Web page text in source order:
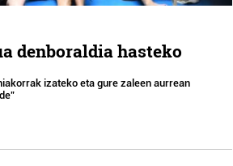
denboraldia hasteko
izateko eta gure zaleen aurrean